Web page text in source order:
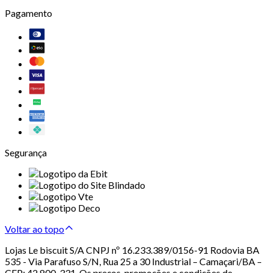
Pagamento
Segurança
Voltar ao topo
Lojas Le biscuit S/A CNPJ nº 16.233.389/0156-91 Rodovia BA
535 - Via Parafuso S/N, Rua 25 a 30 Industrial – Camaçari/BA –